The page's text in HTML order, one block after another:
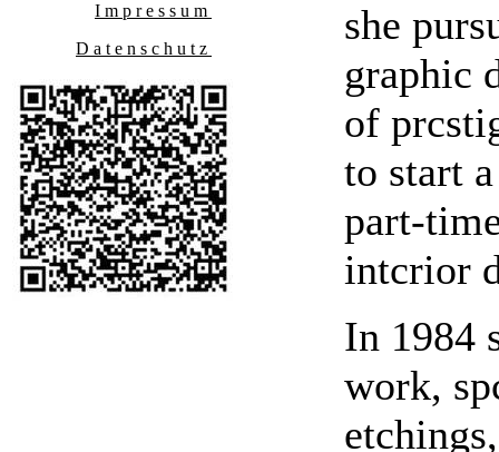
Impressum
Datenschutz
she
graphic
of
to start
part-
intcrior
In 1984
work,